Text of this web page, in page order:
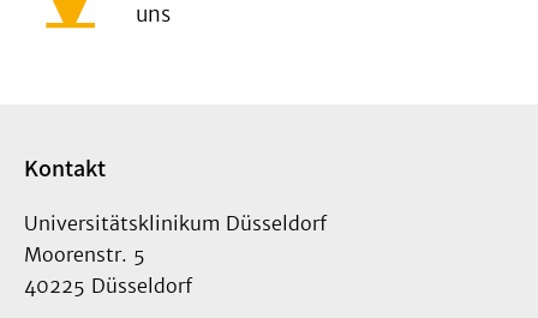
uns
Kontakt
Universitätsklinikum Düsseldorf
Moorenstr. 5
40225 Düsseldorf